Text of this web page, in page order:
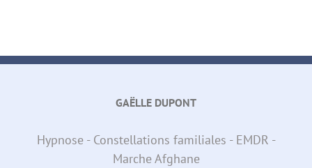
GAËLLE DUPONT
Hypnose - Constellations familiales - EMDR -
Marche Afghane